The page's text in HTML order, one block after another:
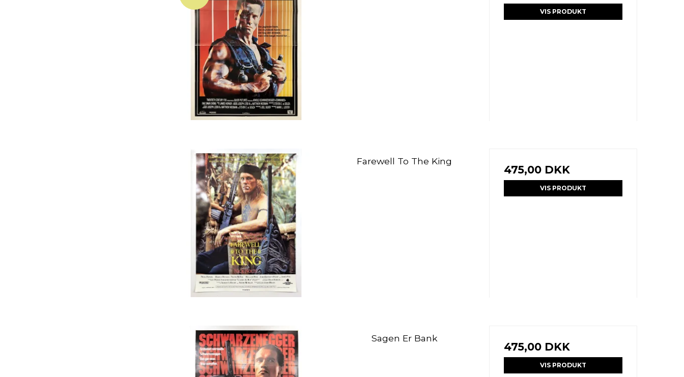
VIS PRODUKT
Farewell To The King
475,00 DKK
VIS PRODUKT
Sagen Er Bank
475,00 DKK
VIS PRODUKT